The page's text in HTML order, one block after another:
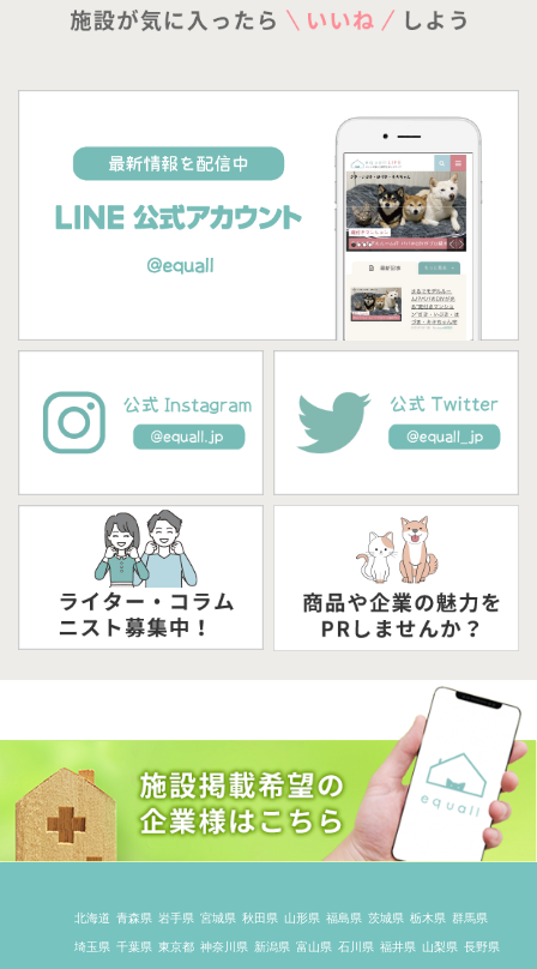
北海道 青森県 岩手県 宮城県 秋田県 山形県 福島県 茨城県 栃木県 群馬県
埼玉県 千葉県 東京都 神奈川県 新潟県 富山県 石川県 福井県 山梨県 長野県